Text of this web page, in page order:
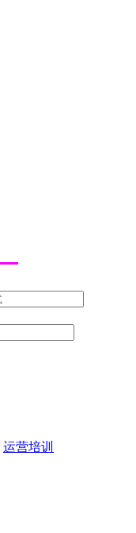
运营培训